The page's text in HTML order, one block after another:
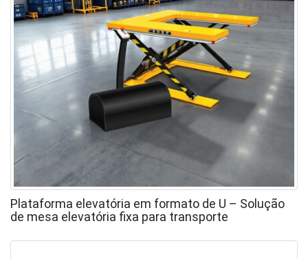
Plataforma elevatória em formato de U – Solução
de mesa elevatória fixa para transporte